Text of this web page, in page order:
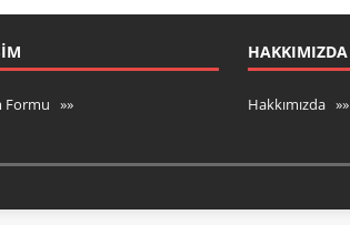
Formu »»
HAKKIMIZDA
Hakkımızda »»